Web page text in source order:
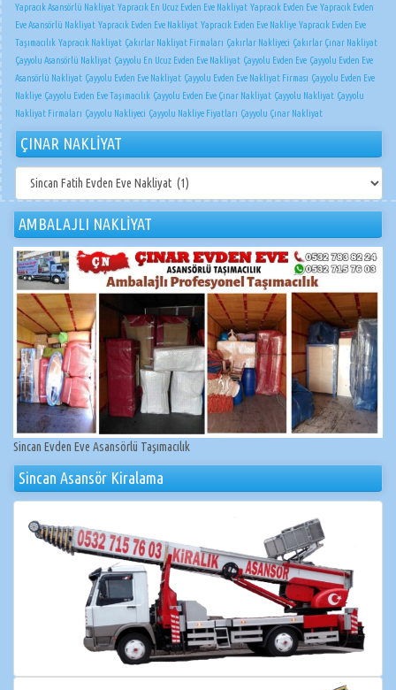
Yapracık Asansörlü Nakliyat Yapracık En Ucuz Evden Eve Nakliyat Yapracık Evden Eve Yapracık Evden
Eve Asansörlü Nakliyat Yapracık Evden Eve Nakliyat Yapracık Evden Eve Nakliye Yapracık Evden Eve
Taşımacılık Yapracık Nakliyat Çakırlar Nakliyat Firmaları Çakırlar Nakliyeci Çakırlar Çınar Nakliyat
Çayyolu Asansörlü Nakliyat Çayyolu En Ucuz Evden Eve Nakliyat Çayyolu Evden Eve Çayyolu Evden Eve
Asansörlü Nakliyat Çayyolu Evden Eve Nakliyat Çayyolu Evden Eve Nakliyat Firması Çayyolu Evden Eve
Nakliye Çayyolu Evden Eve Taşımacılık Çayyolu Evden Eve Çınar Nakliyat Çayyolu Nakliyat Çayyolu
Nakliyat Firmaları Çayyolu Nakliyeci Çayyolu Nakliye Fiyatları Çayyolu Çınar Nakliyat
ÇINAR NAKLİYAT
NAKLİYAT
AMBALAJLI NAKLİYAT
Sincan Evden Eve Asansörlü Taşımacılık
Sincan Asansör Kiralama